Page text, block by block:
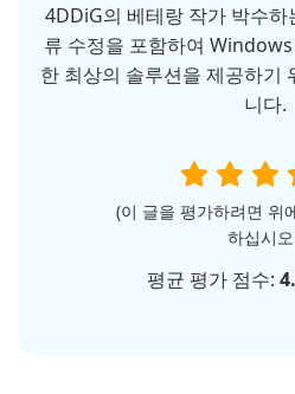
4DDiG의 베테랑 작가 박수하
류 수정을 포함하여
한 최상의 솔루션을 제공하기
니다.
(이 글을 평가하려면 위
하십시
평균 평가 점수: